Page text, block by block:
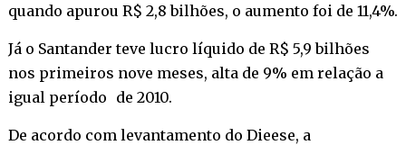
quando apurou R$ 2,8 bilhões, o aumento foi de 11,4%.
Já o Santander teve lucro líquido de R$ 5,9 bilhões
nos primeiros nove meses, alta de 9% em relação a
igual período de 2010.
De acordo com levantamento do Dieese, a